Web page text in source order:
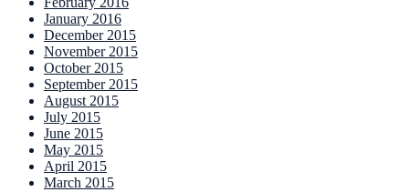
January 2016
December 2015
November 2015
October 2015
September 2015
August 2015
July 2015
June 2015
May 2015
April 2015
March 2015